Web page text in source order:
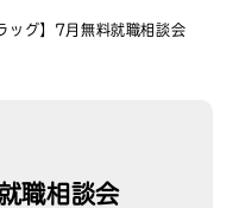
ッグ】7月無料就職相談会
職相談会